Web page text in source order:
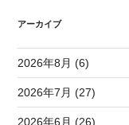
アーカイブ
2026年8月 (6)
2026年7月 (27)
2026年6月 (26)